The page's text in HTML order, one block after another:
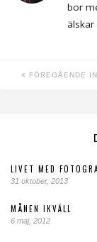
bor
älskar
FÖREGÅENDE
LIVET MED
31 oktober, 2013
MÅNEN IKVÄLL
6 maj, 2012